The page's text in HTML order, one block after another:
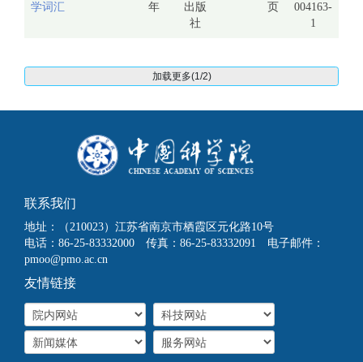
学词汇
年
出版
社
页
004163-
1
加载更多(1/2)
联系我们
地址：（210023）江苏省南京市栖霞区元化路10号
电话：86-25-83332000 传真：86-25-83332091 电子邮件：
pmoo@pmo.ac.cn
友情链接